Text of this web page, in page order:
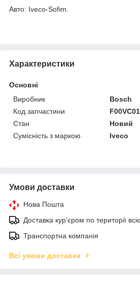
Авто: Iveco-Sofim.
Характеристики
Основні
Виробник
Bosch
Код запчастини
Стан
Новий
Сумісність з маркою
Iveco
Умови доставки
Нова Пошта
Доставка кур'єром по території
Транспортна компанія
Всі умови доставки